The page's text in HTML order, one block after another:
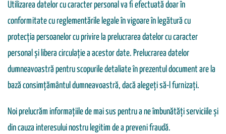
Utilizarea datelor cu caracter personal va fi efectuată doar în
conformitate cu reglementările legale în vigoare în legătură cu
protecția persoanelor cu privire la prelucrarea datelor cu caracter
personal și libera circulație a acestor date. Prelucrarea datelor
dumneavoastră pentru scopurile detaliate în prezentul document are la
bază consimțământul dumneavoastră, dacă alegeți să-l furnizați.
Noi prelucrăm informațiile de mai sus pentru a ne îmbunătăți serviciile și
din cauza interesului nostru legitim de a preveni fraudă.